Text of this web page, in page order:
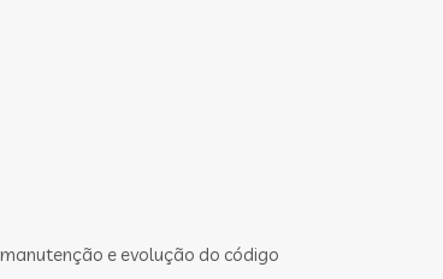
e evolução do código